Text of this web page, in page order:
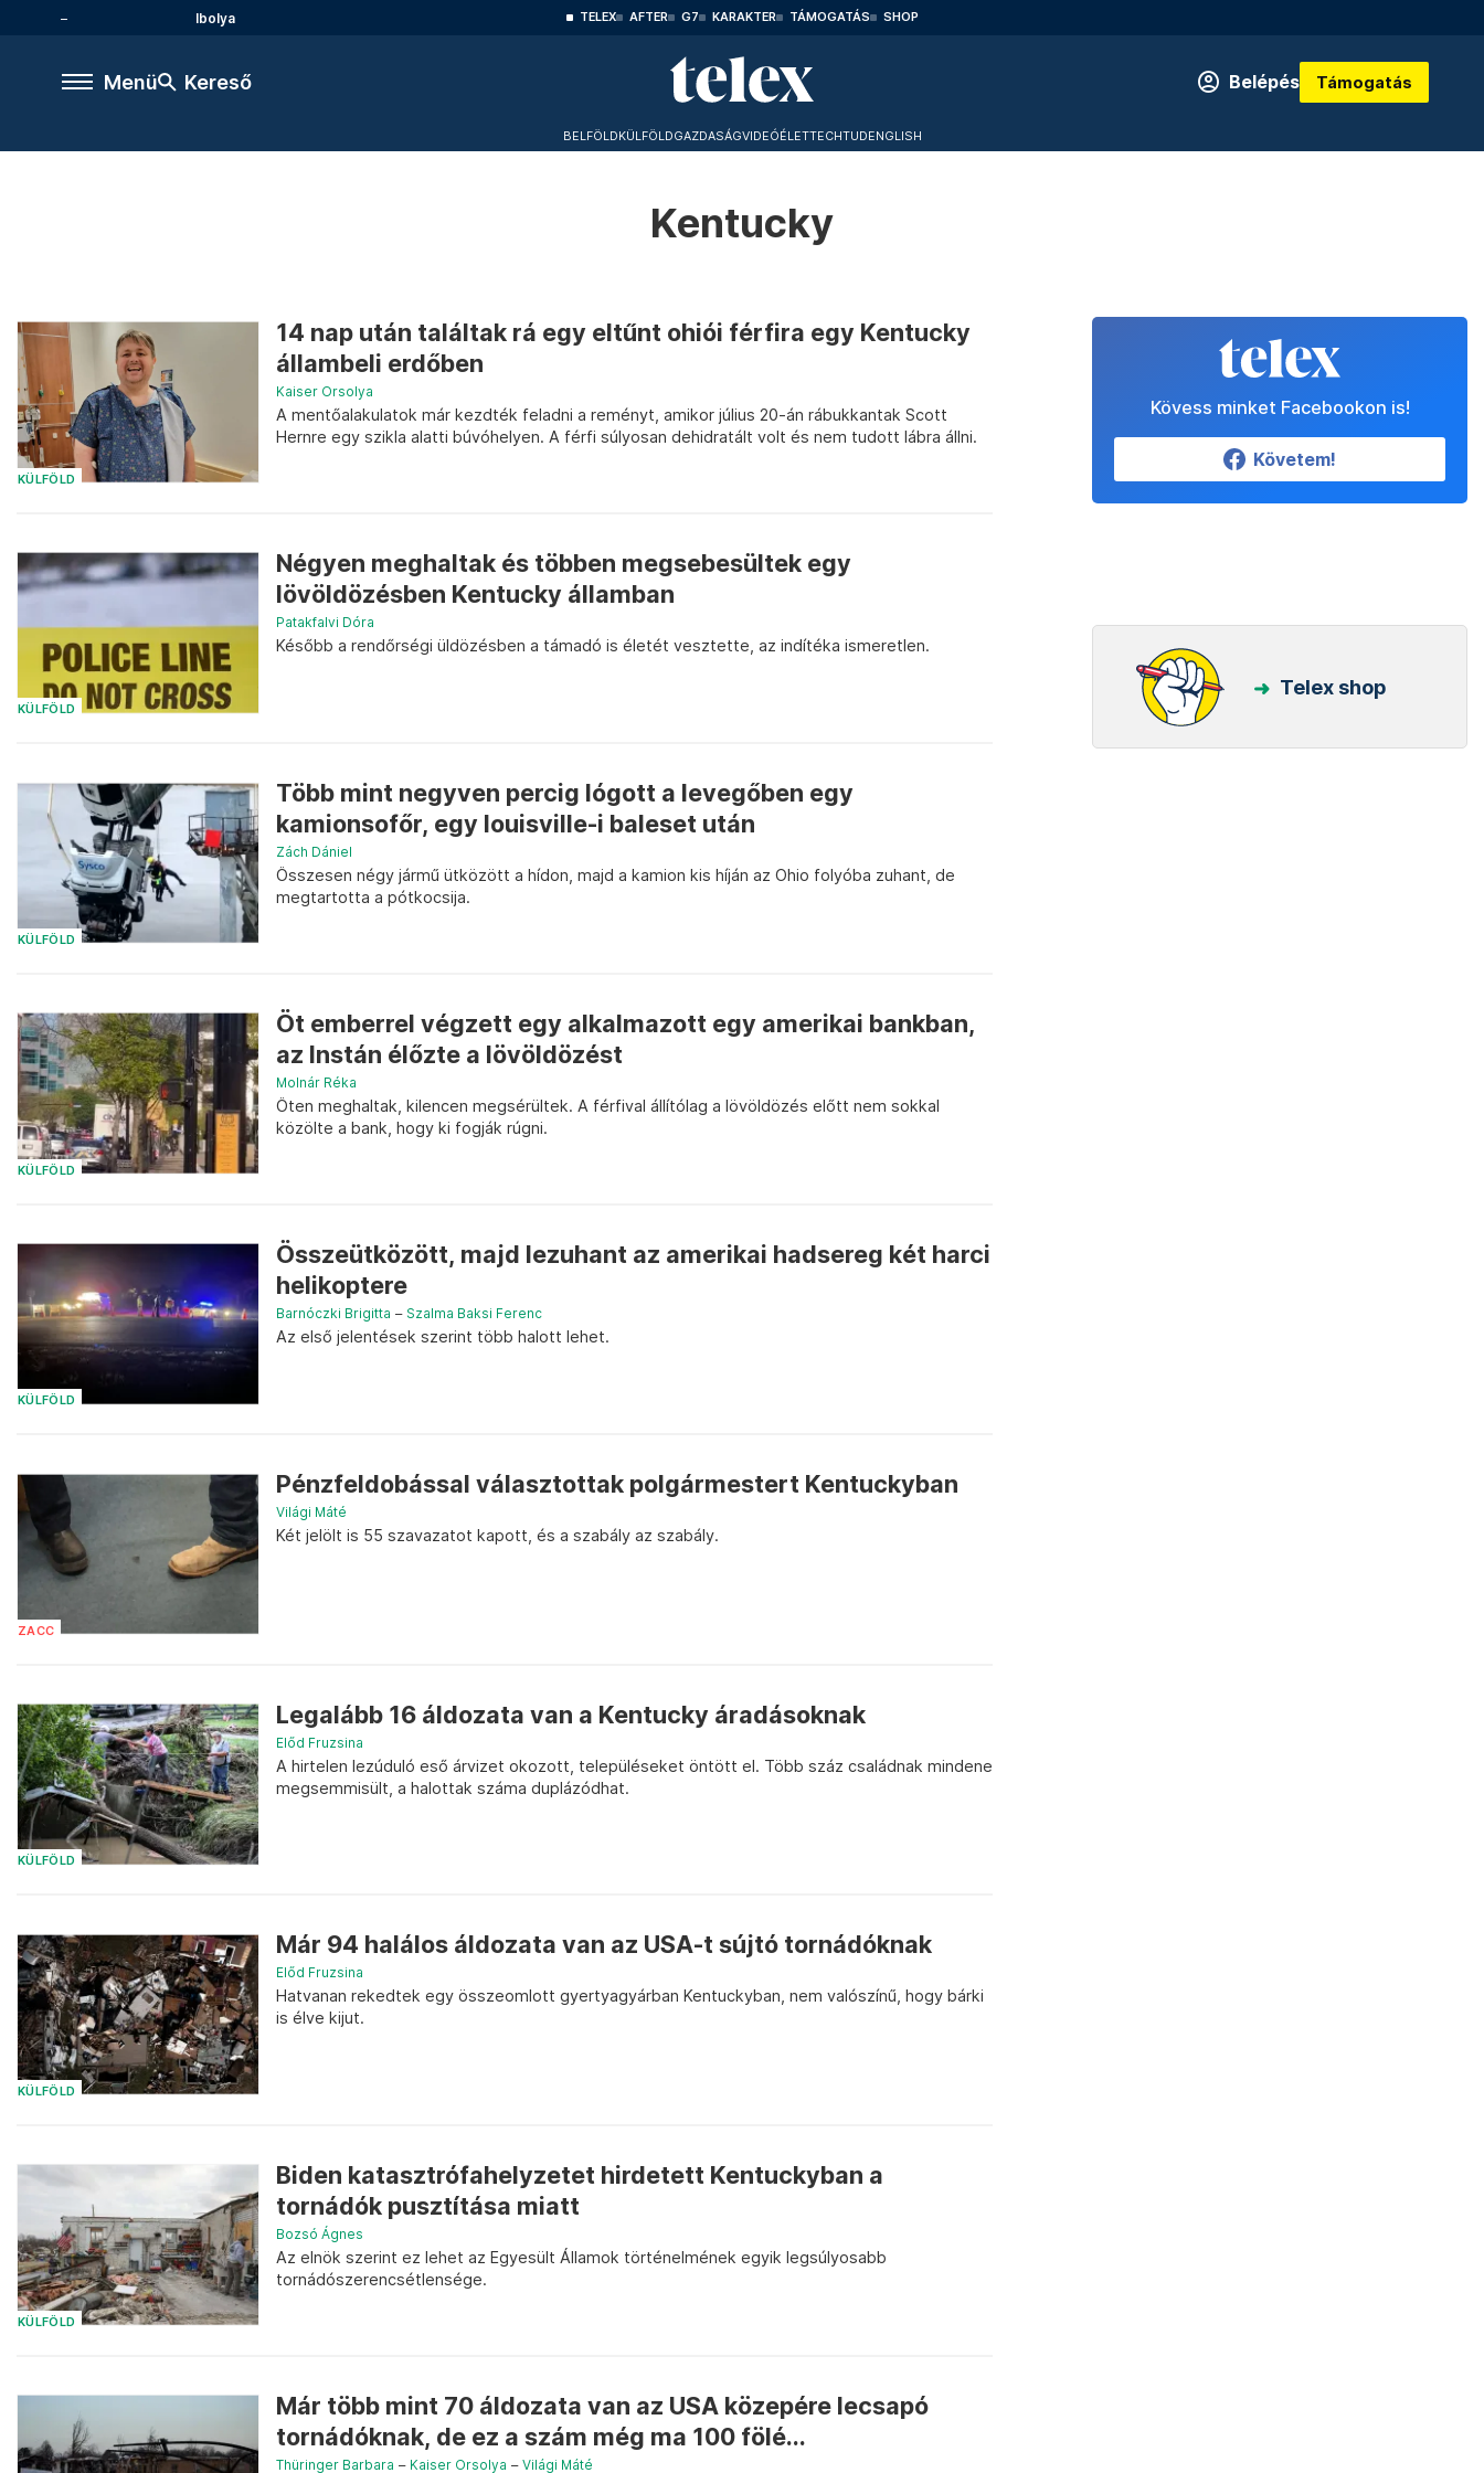
Ibolya TELEX AFTER G7 KARAKTER TÁMOGATÁS SHOP
Menü Kereső Belépés Támogatás
BELFÖLDKÜLFÖLDGAZDASÁGVIDEÓÉLETTECHTUDENGLISH
Kentucky
KÜLFÖLD
14 nap után találtak rá egy eltűnt ohiói férfira egy Kentucky
állambeli erdőben
Kaiser Orsolya
A mentőalakulatok már kezdték feladni a reményt, amikor július 20-án rábukkantak Scott
Hernre egy szikla alatti búvóhelyen. A férfi súlyosan dehidratált volt és nem tudott lábra állni.
KÜLFÖLD
Négyen meghaltak és többen megsebesültek egy
lövöldözésben Kentucky államban
Patakfalvi Dóra
Később a rendőrségi üldözésben a támadó is életét vesztette, az indítéka ismeretlen.
KÜLFÖLD
Több mint negyven percig lógott a levegőben egy
kamionsofőr, egy louisville-i baleset után
Zách Dániel
Összesen négy jármű ütközött a hídon, majd a kamion kis híján az Ohio folyóba zuhant, de
megtartotta a pótkocsija.
KÜLFÖLD
Öt emberrel végzett egy alkalmazott egy amerikai bankban,
az Instán élőzte a lövöldözést
Molnár Réka
Öten meghaltak, kilencen megsérültek. A férfival állítólag a lövöldözés előtt nem sokkal
közölte a bank, hogy ki fogják rúgni.
KÜLFÖLD
Összeütközött, majd lezuhant az amerikai hadsereg két harci
helikoptere
Barnóczki Brigitta – Szalma Baksi Ferenc
Az első jelentések szerint több halott lehet.
ZACC
Pénzfeldobással választottak polgármestert Kentuckyban
Világi Máté
Két jelölt is 55 szavazatot kapott, és a szabály az szabály.
KÜLFÖLD
Legalább 16 áldozata van a Kentucky áradásoknak
Előd Fruzsina
A hirtelen lezúduló eső árvizet okozott, településeket öntött el. Több száz családnak mindene
megsemmisült, a halottak száma duplázódhat.
KÜLFÖLD
Már 94 halálos áldozata van az USA-t sújtó tornádóknak
Előd Fruzsina
Hatvanan rekedtek egy összeomlott gyertyagyárban Kentuckyban, nem valószínű, hogy bárki
is élve kijut.
KÜLFÖLD
Biden katasztrófahelyzetet hirdetett Kentuckyban a
tornádók pusztítása miatt
Bozsó Ágnes
Az elnök szerint ez lehet az Egyesült Államok történelmének egyik legsúlyosabb
tornádószerencsétlensége.
Már több mint 70 áldozata van az USA közepére lecsapó
tornádóknak, de ez a szám még ma 100 fölé...
Thüringer Barbara – Kaiser Orsolya – Világi Máté
Kövess minket Facebookon is!
Követem!
Telex shop